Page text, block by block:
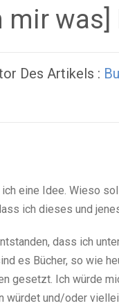
mir
Des Artikels :
eine Idee. Wieso
ich dieses und
dass ich
es Bücher, so wie
gesetzt. Ich würde
würdet und/oder